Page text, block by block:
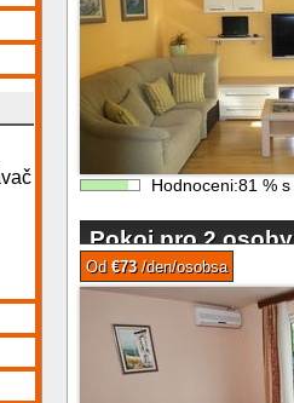
Hodnoceni:81 % s
Pokoj pro 2
hotelu Splitu
Od €73/den/osobsa